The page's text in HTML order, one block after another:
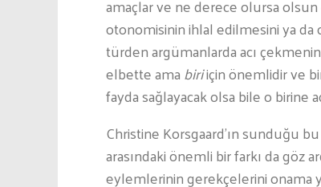
amaçlar ve ne derece olursa
otonomisinin ihlal edilmesini ya da
türden argümanlarda acı
elbette amabiriiçin önemlidir ve
fayda sağlayacak olsa bile o birine
Christine Korsgaard’ın sunduğu
arasındaki önemli bir farkı da
eylemlerinin gerekçelerini onama